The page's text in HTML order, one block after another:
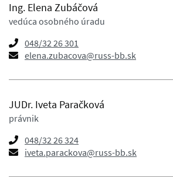
Ing. Elena Zubáčová
vedúca osobného úradu
048/32 26 301
elena.zubacova@russ-bb.sk
JUDr. Iveta Paračková
právnik
048/32 26 324
iveta.parackova@russ-bb.sk